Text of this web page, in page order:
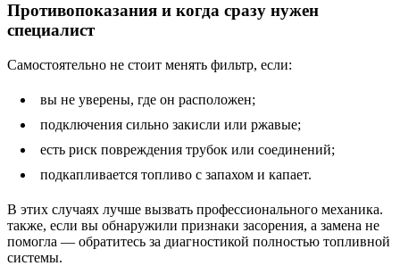
Противопоказания и когда сразу нужен
специалист
Самостоятельно не стоит менять фильтр, если:
вы не уверены, где он расположен;
подключения сильно закисли или ржавые;
есть риск повреждения трубок или соединений;
подкапливается топливо с запахом и капает.
В этих случаях лучше вызвать профессионального механика.
также, если вы обнаружили признаки засорения, а замена не
помогла — обратитесь за диагностикой полностью топливной
системы.